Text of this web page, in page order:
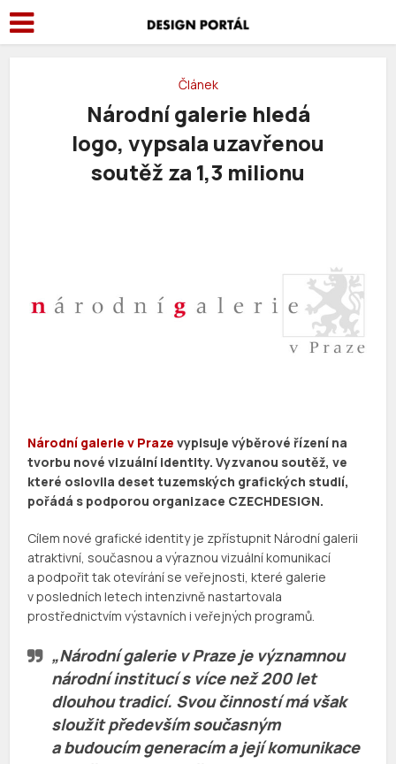
Článek
Národní galerie hledá
logo, vypsala uzavřenou
soutěž za 1,3 milionu
Národní galerie v Praze vypisuje výběrové řízení na
tvorbu nové vizuální identity. Vyzvanou soutěž, ve
které oslovila deset tuzemských grafických studií,
pořádá s podporou organizace CZECHDESIGN.
Cílem nové grafické identity je zpřístupnit Národní galerii
atraktivní, současnou a výraznou vizuální komunikací
a podpořit tak otevírání se veřejnosti, které galerie
v posledních letech intenzivně nastartovala
prostřednictvím výstavních i veřejných programů.
„Národní galerie v Praze je významnou
národní institucí s více než 200 let
dlouhou tradicí. Svou činností má však
sloužit především současným
a budoucím generacím a její komunikace